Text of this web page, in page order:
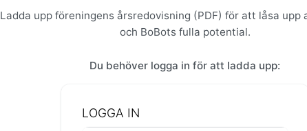
Ladda upp föreningens årsredovisning (PDF) för att låsa upp
och BoBots fulla potential.
Du behöver logga in för att ladda upp:
LOGGA IN